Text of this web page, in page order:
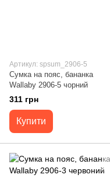
Артикул: spsum_2906-5
Сумка на пояс, бананка
Wallaby 2906-5 чорний
311 грн
Купити